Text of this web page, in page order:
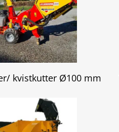
kvistkutter Ø100 mm